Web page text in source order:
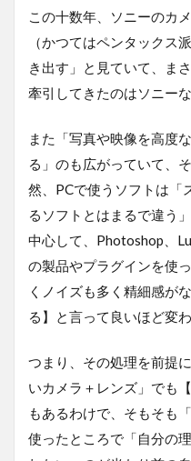
この十数年、ソニーのカ
（かつてはペンタックス
き出す」と見ていて、ま
牽引してきたのはソニー
また「写真や映像を高度
る」のも広がっていて、
然、PCで使うソフトは「
るソフトとはまるで違う
中心して、Photoshop、
の製品やプラグインを使
くノイズも多く精細感が
る】と言って良いほど変わ
つまり、その処理を前提
いカメラ＋レンズ」でも
もあるわけで、そもそも
使ったところで「自分の